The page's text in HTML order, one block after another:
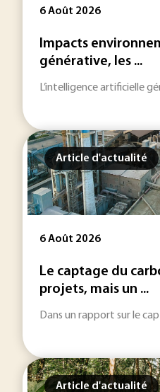
6 Août 2026
Impacts
générative, les ...
L’intelligence artificielle
Article d'actualité
6 Août 2026
Le captage du
projets, mais un ...
Dans un rapport sur le
Article d'actualité